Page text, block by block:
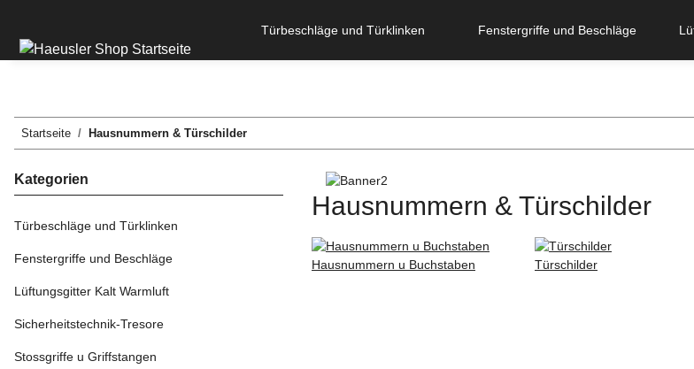
Türbeschläge und Türklinken Fenstergriffe und Beschläge
Startseite Hausnummern & Türschilder
Hausnummern & Türschilder
Hausnummern u Buchstaben Türschilder
Kategorien
Türbeschläge und Türklinken
Fenstergriffe und Beschläge
Lüftungsgitter Kalt Warmluft
Sicherheitstechnik-Tresore
Stossgriffe u Griffstangen